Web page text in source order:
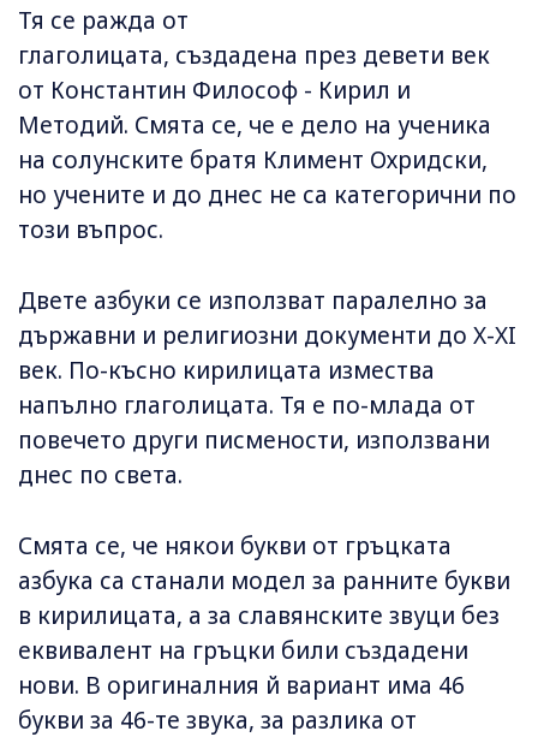
Тя се ражда от
глаголицата, създадена през девети век
от Константин Философ - Кирил и
Методий. Смята се, че е дело на ученика
на солунските братя Климент Охридски,
но учените и до днес не са категорични по
този въпрос.
Двете азбуки се използват паралелно за
държавни и религиозни документи до X-XI
век. По-късно кирилицата измества
напълно глаголицата. Тя е по-млада от
повечето други писмености, използвани
днес по света.
Смята се, че някои букви от гръцката
азбука са станали модел за ранните букви
в кирилицата, а за славянските звуци без
еквивалент на гръцки били създадени
нови. В оригиналния й вариант има 46
букви за 46-те звука, за разлика от